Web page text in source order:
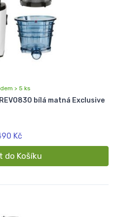
> 5 ks
bílá matná Exclusive
Kč
do Košíku